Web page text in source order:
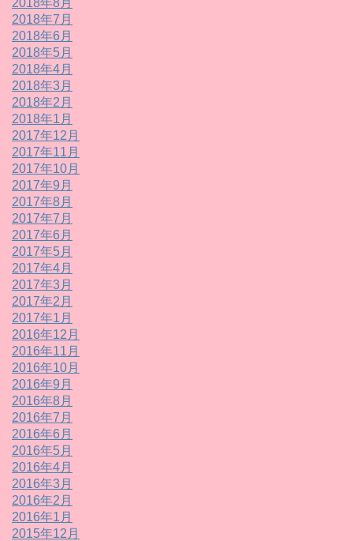
2018年7月
2018年6月
2018年5月
2018年4月
2018年3月
2018年2月
2018年1月
2017年12月
2017年11月
2017年10月
2017年9月
2017年8月
2017年7月
2017年6月
2017年5月
2017年4月
2017年3月
2017年2月
2017年1月
2016年12月
2016年11月
2016年10月
2016年9月
2016年8月
2016年7月
2016年6月
2016年5月
2016年4月
2016年3月
2016年2月
2016年1月
2015年12月